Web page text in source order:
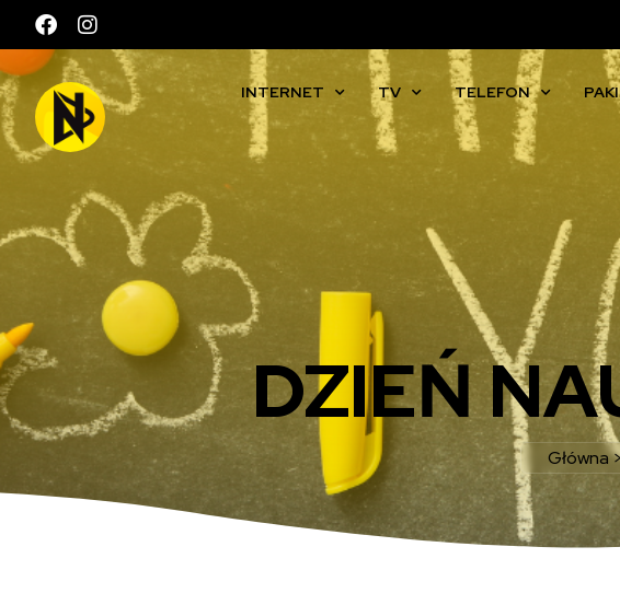
INTERNET TV TELEFON
DZIEŃ
Główna